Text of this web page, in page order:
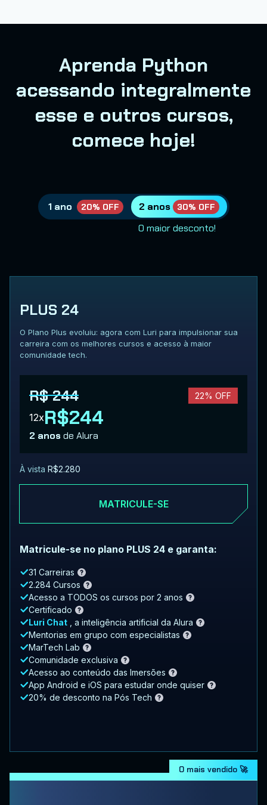
Aprenda Python
acessando integralmente
esse e outros cursos,
comece hoje!
1 ano 20% OFF 2 anos 30% OFF
O maior desconto!
PLUS 24
O Plano Plus evoluiu: agora com Luri para impulsionar sua
carreira com os melhores cursos e acesso à maior
comunidade tech.
R$ 244 22% OFF
12xR$244
2 anosde Alura
À vista R$2.280
MATRICULE-SE
Matricule-se no plano PLUS 24 e garanta:
31 Carreiras
2.284 Cursos
Acesso a TODOS os cursos por 2 anos
Certificado
Luri Chat
, a inteligência artificial da Alura
Mentorias em grupo com especialistas
MarTech Lab
Comunidade exclusiva
Acesso ao conteúdo das Imersões
App Android e iOS para estudar onde quiser
20% de desconto na Pós Tech
O mais vendido 🚀